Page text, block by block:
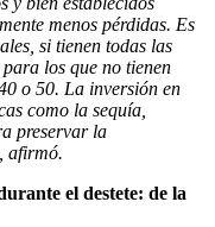
menos pérdidas. Es
si tienen todas las
los que no tienen
o 50. La inversión en
como la sequía,
preservar la
afirmó.
el destete: de la